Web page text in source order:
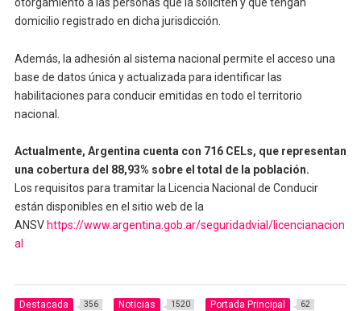
domicilio registrado en dicha jurisdicción.
Además, la adhesión al sistema nacional permite el acceso una
base de datos única y actualizada para identificar las
habilitaciones para conducir emitidas en todo el territorio
nacional.
Actualmente, Argentina cuenta con 716 CELs, que representan
una cobertura del 88,93% sobre el total de la población.
Los requisitos para tramitar la Licencia Nacional de Conducir
están disponibles en el sitio web de la
ANSV https://www.argentina.gob.ar/seguridadvial/licencianacion
al
Destacada 356 Noticias 1520 Portada Principal 62